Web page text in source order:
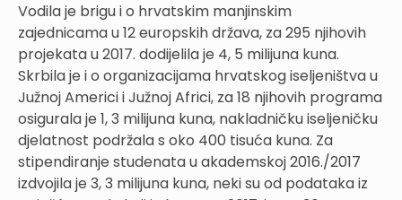
Vodila je brigu i o hrvatskim manjinskim
zajednicama u 12 europskih država, za 295 njihovih
projekata u 2017. dodijelila je 4, 5 milijuna kuna.
Skrbila je i o organizacijama hrvatskog iseljeništva u
Južnoj Americi i Južnoj Africi, za 18 njihovih programa
osigurala je 1, 3 milijuna kuna, nakladničku iseljeničku
djelatnost podržala s oko 400 tisuća kuna. Za
stipendiranje studenata u akademskoj 2016./2017
izdvojila je 3, 3 milijuna kuna, neki su od podataka iz